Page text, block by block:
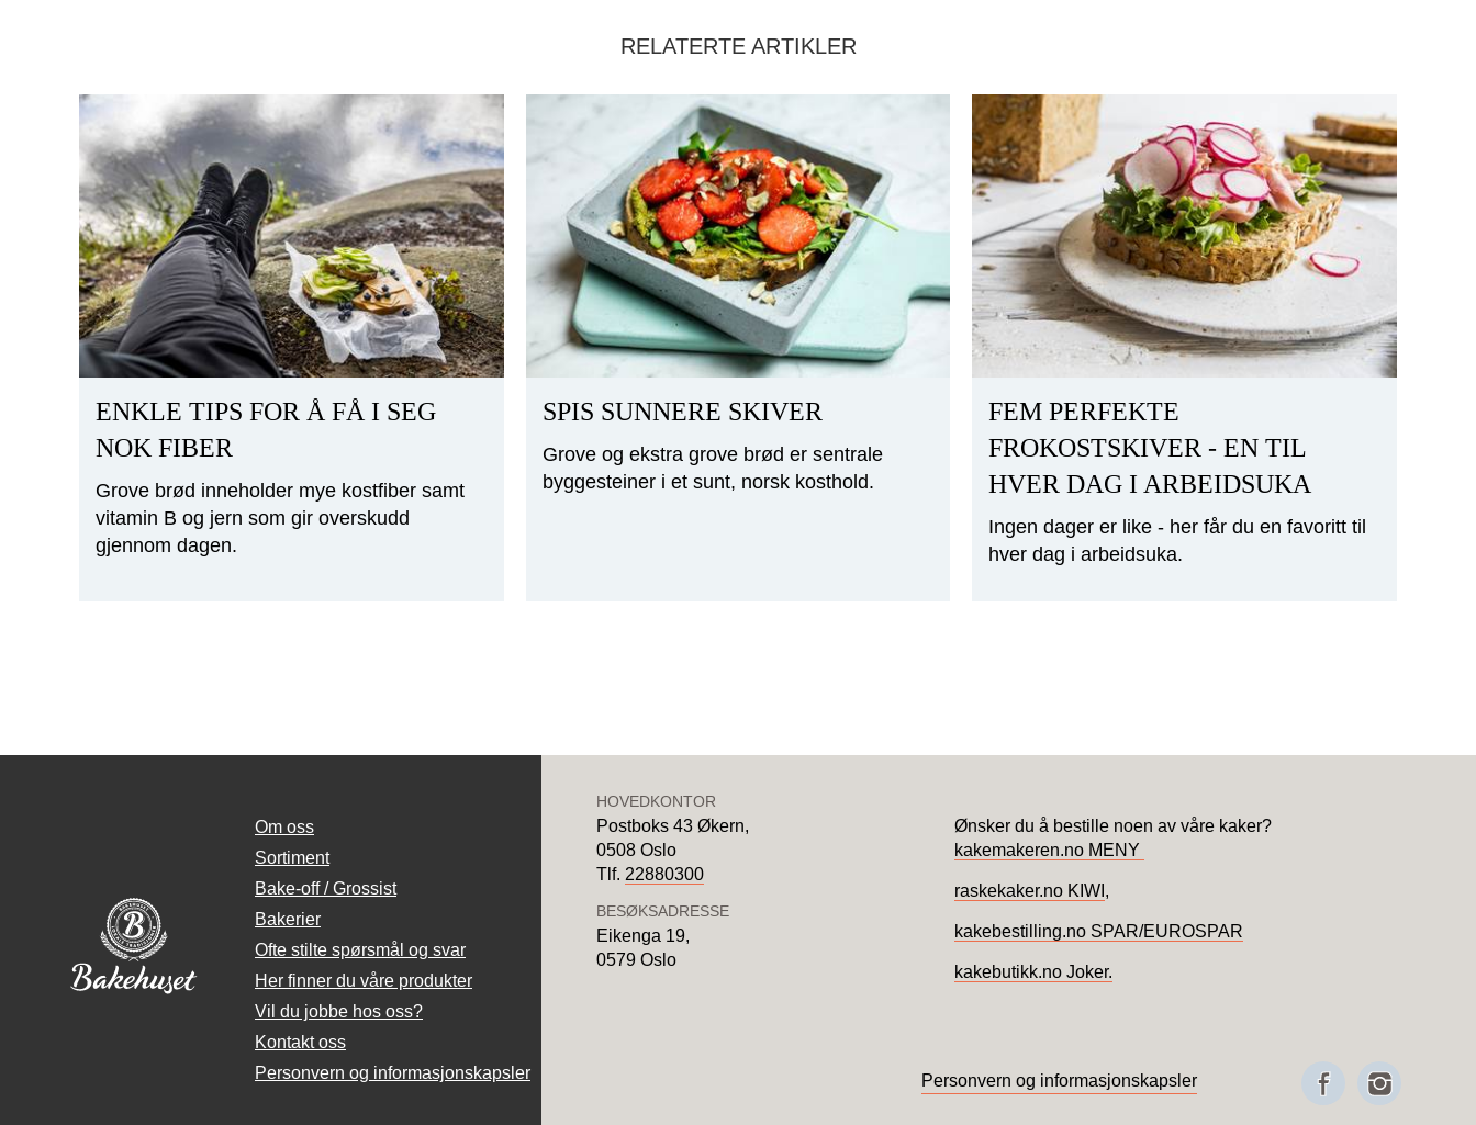
RELATERTE ARTIKLER
ENKLE TIPS FOR Å FÅ I SEG
NOK FIBER
Grove brød inneholder mye kostfiber samt
vitamin B og jern som gir overskudd
gjennom dagen.
SPIS SUNNERE SKIVER
Grove og ekstra grove brød er sentrale
byggesteiner i et sunt, norsk kosthold.
FEM PERFEKTE
FROKOSTSKIVER - EN TIL
HVER DAG I ARBEIDSUKA
Ingen dager er like - her får du en favoritt til
hver dag i arbeidsuka.
Om oss
Sortiment
Bake-off / Grossist
Bakerier
Ofte stilte spørsmål og svar
Her finner du våre produkter
Vil du jobbe hos oss?
Kontakt oss
Personvern og informasjonskapsler
HOVEDKONTOR
Postboks 43 Økern,
0508 Oslo
Tlf. 22880300
BESØKSADRESSE
Eikenga 19,
0579 Oslo
Ønsker du å bestille noen av våre kaker?
kakemakeren.no MENY
raskekaker.no KIWI ,
kakebestilling.no SPAR/EUROSPAR
kakebutikk.no Joker.
Personvern og informasjonskapsler